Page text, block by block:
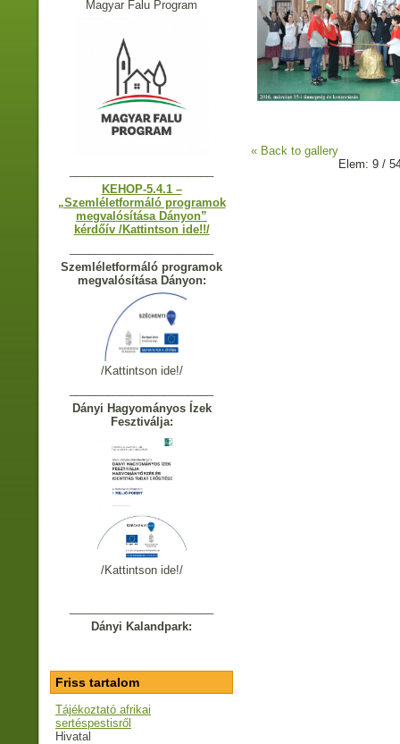
Magyar Falu Program
KEHOP-5.4.1 –
„Szemléletformáló programok
megvalósítása Dányon”
kérdőív /Kattintson ide!!/
Szemléletformáló programok
megvalósítása Dányon:
/Kattintson ide!/
Dányi Hagyományos Ízek
Fesztiválja:
/Kattintson ide!/
Dányi Kalandpark:
Friss tartalom
Tájékoztató afrikai
sertéspestisről
Hivatal
« Back to gallery
Elem: 9 /